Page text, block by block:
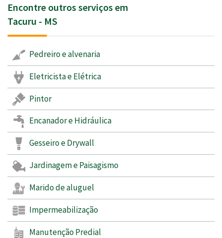
Encontre outros serviços em
Tacuru - MS
Pedreiro e alvenaria
Eletricista e Elétrica
Pintor
Encanador e Hidráulica
Gesseiro e Drywall
Jardinagem e Paisagismo
Marido de aluguel
Impermeabilização
Manutenção Predial